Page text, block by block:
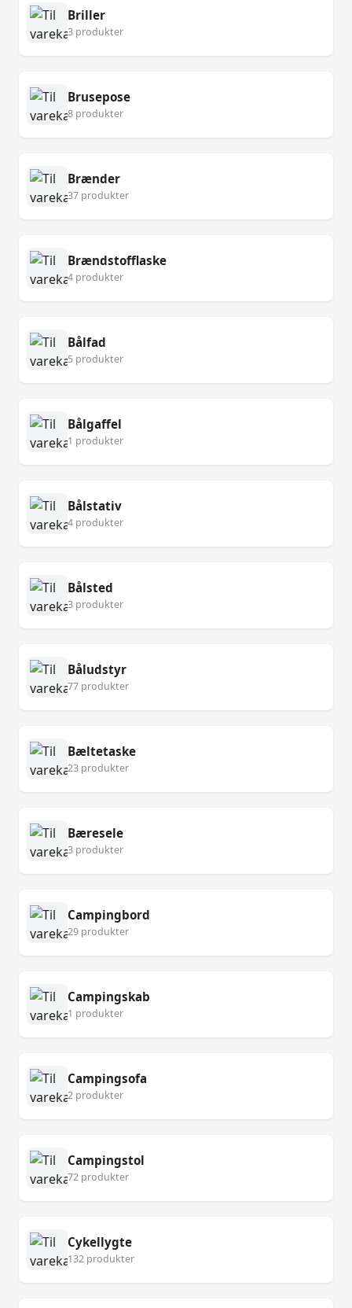
Briller
3 produkter
Brusepose
8 produkter
Brænder
37 produkter
Brændstofflaske
4 produkter
Bålfad
5 produkter
Bålgaffel
1 produkter
Bålstativ
4 produkter
Bålsted
3 produkter
Båludstyr
77 produkter
Bæltetaske
23 produkter
Bæresele
3 produkter
Campingbord
29 produkter
Campingskab
1 produkter
Campingsofa
2 produkter
Campingstol
72 produkter
Cykellygte
132 produkter